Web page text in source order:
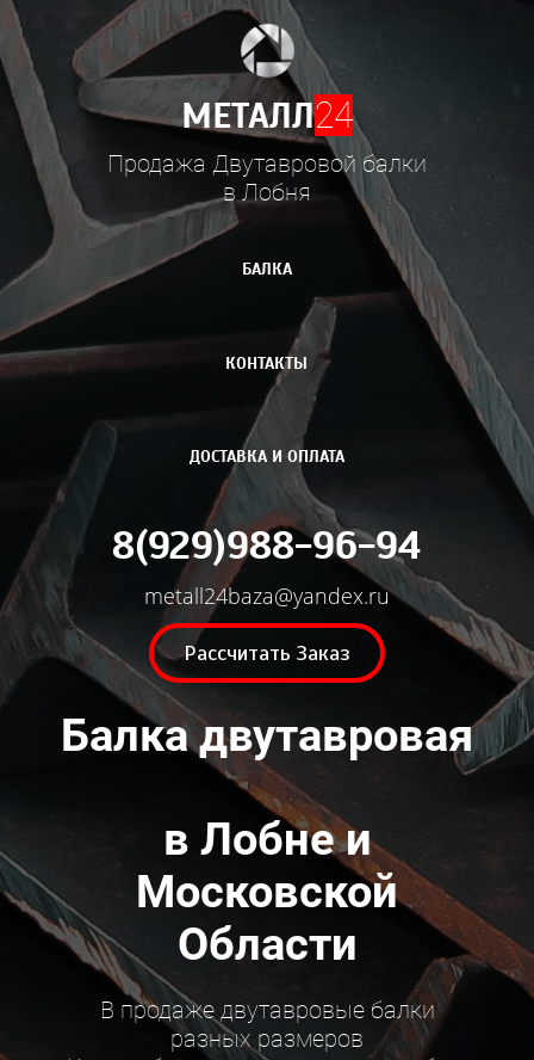
МЕТАЛЛ24
Продажа Двутавровой балки
в Лобня
БАЛКА
КОНТАКТЫ
ДОСТАВКА И ОПЛАТА
8(929)988-96-94
metall24baza@yandex.ru
Рассчитать Заказ
Балка двутавровая
в Лобне и
Московской
Области
В продаже двутавровые балки
разных размеров